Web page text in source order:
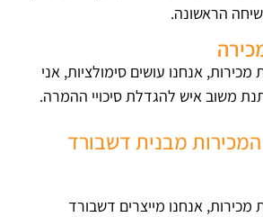
הראשונה.
אנחנו עושים סימולציות, אני
משוב איש להגדלת סיכויי ההמרה.
מבנית דשבורד
מכירות, אנחנו מייצרים דשבורד